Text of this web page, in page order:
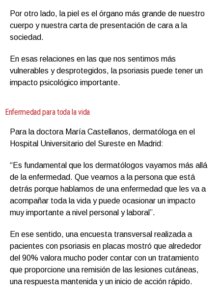
Por otro lado, la piel es el órgano más grande de nuestro
cuerpo y nuestra carta de presentación de cara a la
sociedad.
En esas relaciones en las que nos sentimos más
vulnerables y desprotegidos, la psoriasis puede tener un
impacto psicológico importante.
Enfermedad para toda la vida
Para la doctora María Castellanos, dermatóloga en el
Hospital Universitario del Sureste en Madrid:
“Es fundamental que los dermatólogos vayamos más allá
de la enfermedad. Que veamos a la persona que está
detrás porque hablamos de una enfermedad que les va a
acompañar toda la vida y puede ocasionar un impacto
muy importante a nivel personal y laboral”.
En ese sentido, una encuesta transversal realizada a
pacientes con psoriasis en placas mostró que alrededor
del 90% valora mucho poder contar con un tratamiento
que proporcione una remisión de las lesiones cutáneas,
una respuesta mantenida y un inicio de acción rápido.